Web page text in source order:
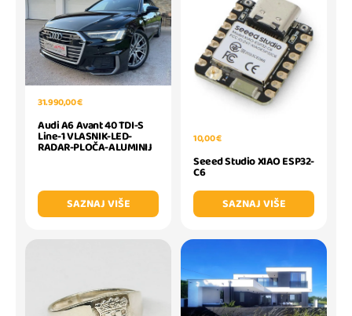
31.990,00 €
Audi A6 Avant 40 TDI-S
Line-1 VLASNIK-LED-
RADAR-PLOČA-ALUMINIJ
SAZNAJ VIŠE
10,00 €
Seeed Studio XIAO ESP32-
C6
SAZNAJ VIŠE